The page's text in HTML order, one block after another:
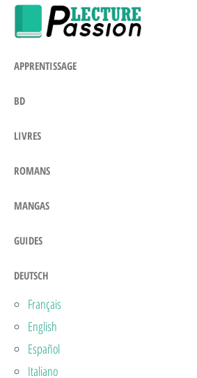
Zum
Inhalt
APPRENTISSAGE
BD
LIVRES
ROMANS
MANGAS
GUIDES
DEUTSCH
Français
English
Español
Italiano